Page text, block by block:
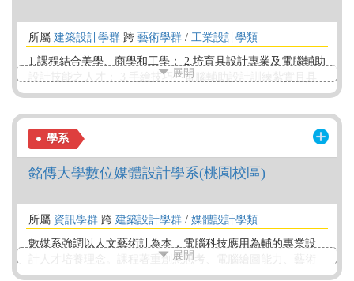
所屬 建築設計學群 跨 藝術學群 / 工業設計學類
1.課程結合美學、商學和工學； 2.培育具設計專業及電腦輔助
設計技能之人才； 3.手繪技巧、電腦輔助設計訓練紮實且具
實用性，學生畢業後可立即投入職場； 4.擁有國際化與資訊
展開
學系
銘傳大學數位媒體設計學系(桃園校區)
所屬 資訊學群 跨 建築設計學群 / 媒體設計學類
數媒系強調以人文藝術計為本，電腦科技應用為輔的專業設
計人才培養理念。課程著重創意思考、電腦繪圖能力、藝術
媒材、電腦科技運用及數位音樂合成能力養成；同時也整合
展開